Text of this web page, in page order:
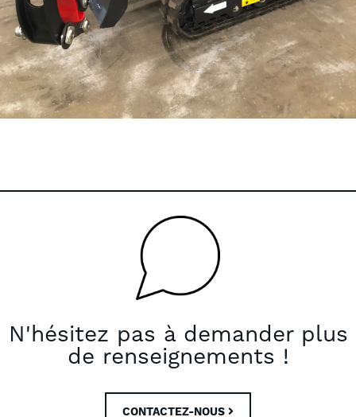
N'hésitez pas à demander plus
de renseignements !
CONTACTEZ-NOUS